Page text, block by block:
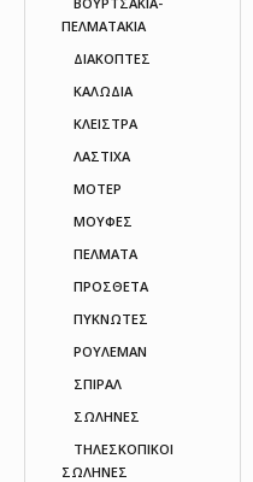
ΠΕΛΜΑΤΑΚΙA
ΔΙΑΚΟΠΤΕΣ
ΚΑΛΩΔΙΑ
ΚΛΕΙΣΤΡΑ
ΛΑΣΤΙΧΑ
ΜΟΤΕΡ
ΜΟΥΦΕΣ
ΠΕΛΜΑΤΑ
ΠΡΟΣΘΕΤΑ
ΠΥΚΝΩΤΕΣ
ΡΟΥΛΕΜΑΝ
ΣΠΙΡΑΛ
ΣΩΛΗΝΕΣ
ΤΗΛΕΣΚΟΠΙΚΟΙ
ΣΩΛΗΝΕΣ